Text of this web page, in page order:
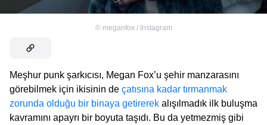
© meganfox / Instagram
Meşhur punk şarkıcısı, Megan Fox’u şehir manzarasını
görebilmek için ikisinin de çatısına kadar tırmanmak
zorunda olduğu bir binaya getirerek alışılmadık ilk buluşma
kavramını apayrı bir boyuta taşıdı. Bu da yetmezmiş gibi